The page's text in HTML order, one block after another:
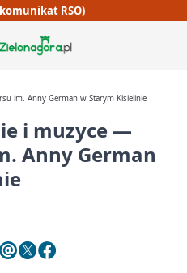
RSO)
im. Anny German w Starym Kisielinie
i muzyce —
Anny German